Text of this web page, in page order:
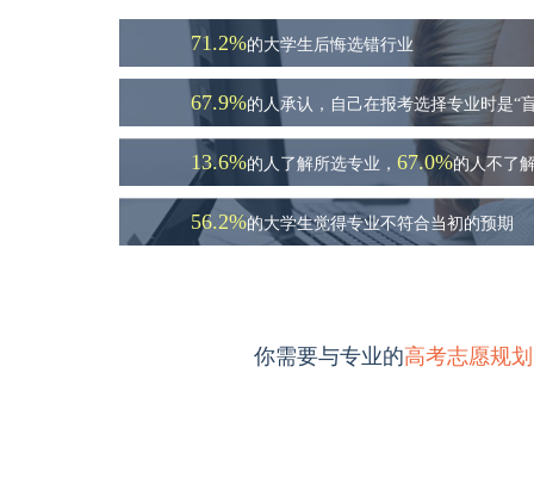
71.2%的大学生后悔选错行业
67.9%的人承认，自己在报考选择专业时是“
13.6%的人了解所选专业， 67.0%的人不了
56.2%的大学生觉得专业不符合当初的预期
你需要与专业的高考志愿规